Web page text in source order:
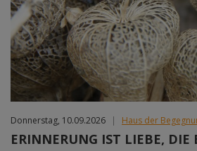
Donnerstag, 10.09.2026 Haus der
ERINNERUNG IST LIEBE, DIE